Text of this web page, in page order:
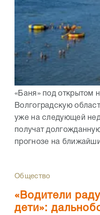
«Баня» под открытом
Волгоградскую
уже на следующей
получат
прогнозе на
Общество
«Водители
дети»: